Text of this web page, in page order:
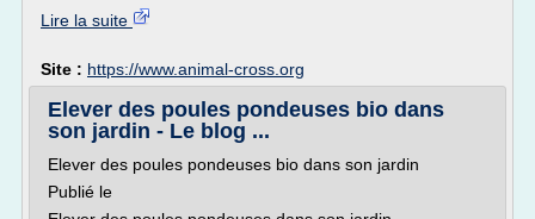
Lire la suite
Site : https://www.animal-cross.org
Elever des poules pondeuses bio dans
son jardin - Le blog ...
Elever des poules pondeuses bio dans son jardin
Publié le